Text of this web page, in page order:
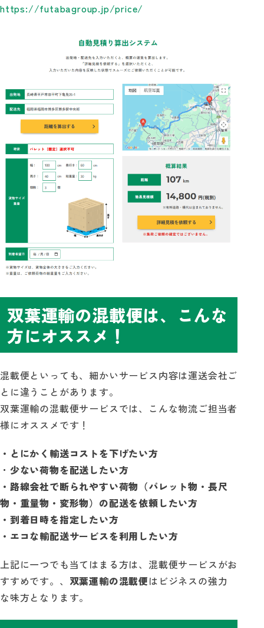
https://futabagroup.jp/price/
双葉運輸の混載便は、こんな
方にオススメ！
混載便といっても、細かいサービス内容は運送会社ご
とに違うことがあります。
双葉運輸の混載便サービスでは、こんな物流ご担当者
様にオススメです！
・とにかく輸送コストを下げたい方
・ 少ない荷物を配送したい方
・路線会社で断られやすい荷物（パレット物・長尺
物・重量物・変形物）の配送を依頼したい方
・到着日時を指定したい方
・エコな輸配送サービスを利用したい方
上記に一つでも当てはまる方は、混載便サービスがお
すすめです。、 双葉運輸の混載便はビジネスの強力
な味方となります。